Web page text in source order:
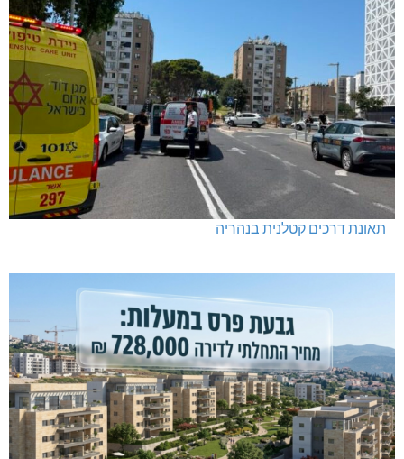
תאונת דרכים קטלנית בנהריה